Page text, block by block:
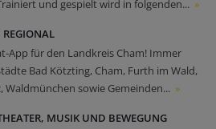
und gespielt wird in folgenden... »
App für den Landkreis Cham! Immer
Bad Kötzting, Cham, Furth im Wald,
Waldmünchen sowie Gemeinden... »
MUSIK UND BEWEGUNG